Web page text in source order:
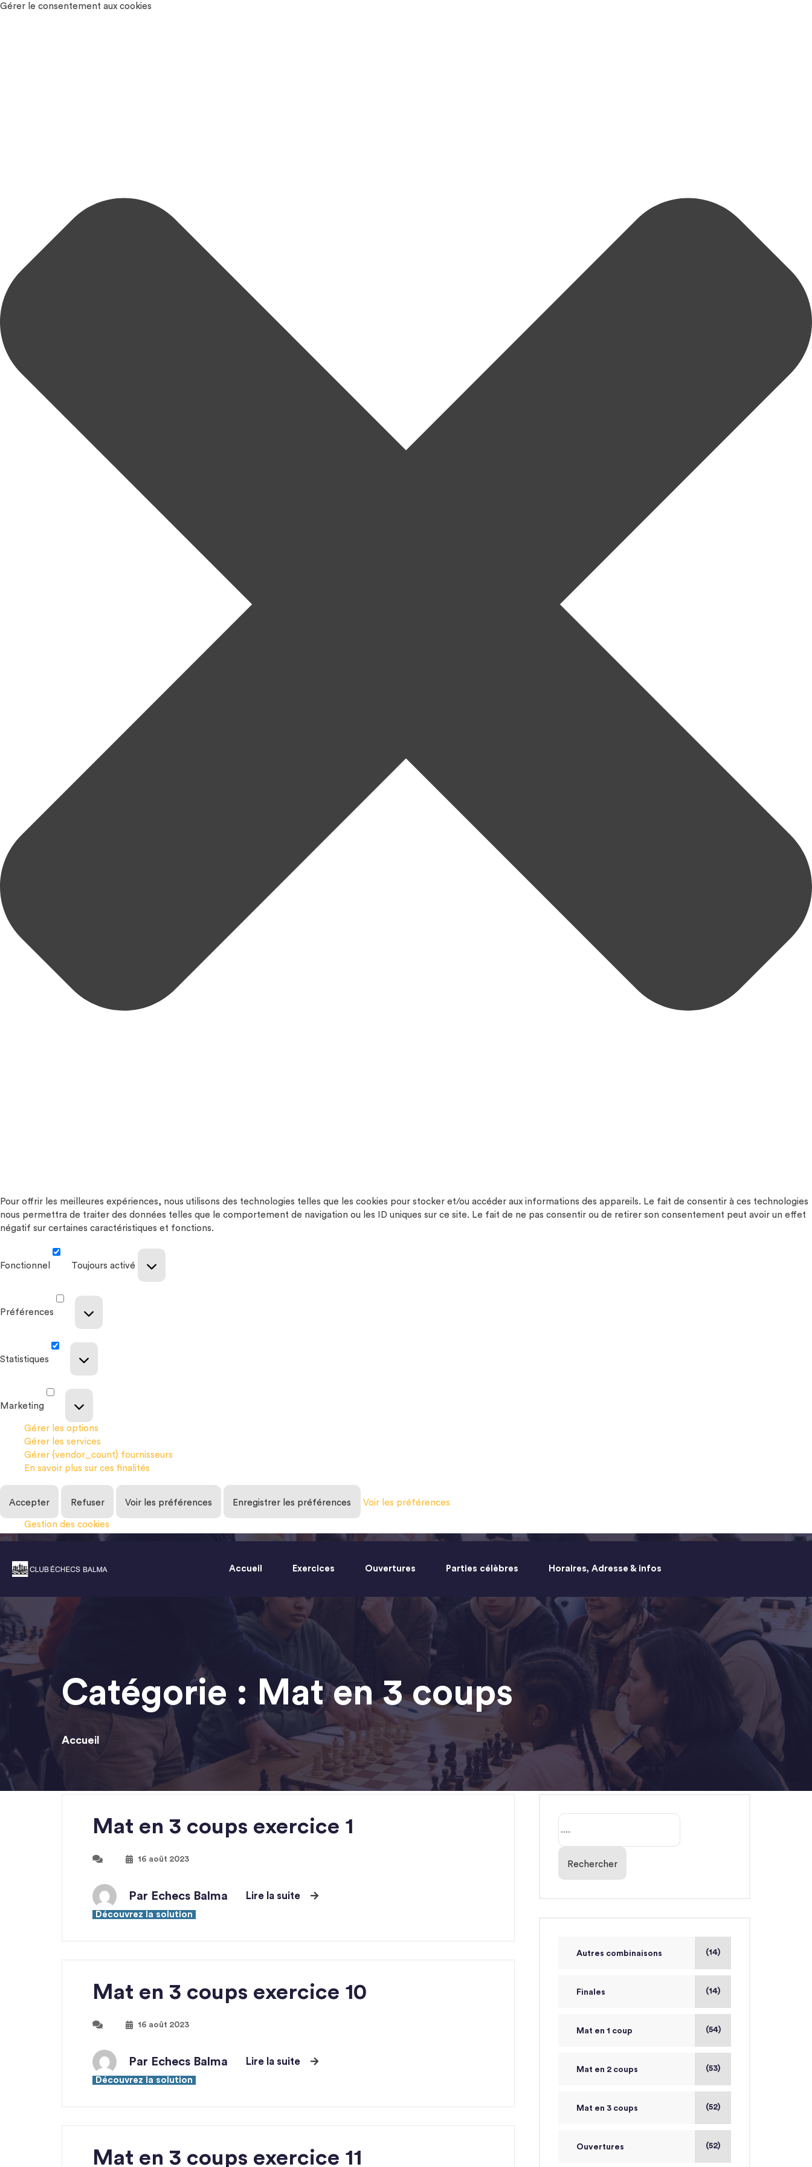
Gérer le consentement aux cookies
Pour offrir les meilleures expériences, nous utilisons des technologies telles que les cookies pour stocker et/ou accéder aux informations des appareils. Le fait de consentir à ces technologies
nous permettra de traiter des données telles que le comportement de navigation ou les ID uniques sur ce site. Le fait de ne pas consentir ou de retirer son consentement peut avoir un effet
négatif sur certaines caractéristiques et fonctions.
Fonctionnel Toujours activé
Préférences
Statistiques
Marketing
Gérer les options
Gérer les services
Gérer {vendor_count} fournisseurs
En savoir plus sur ces finalités
Accepter Refuser Voir les préférences Enregistrer les préférences Voir les préférences
Gestion des cookies
Accueil Exercices Ouvertures Parties célèbres Horaires, Adresse & infos
Catégorie : Mat en 3 coups
Accueil
Mat en 3 coups exercice 1
16 août 2023
Par Echecs Balma Lire la suite
Découvrez la solution
Mat en 3 coups exercice 10
16 août 2023
Par Echecs Balma Lire la suite
Découvrez la solution
Mat en 3 coups exercice 11
Rechercher
Autres combinaisons (14)
Finales (14)
Mat en 1 coup (54)
Mat en 2 coups (53)
Mat en 3 coups (52)
Ouvertures (52)